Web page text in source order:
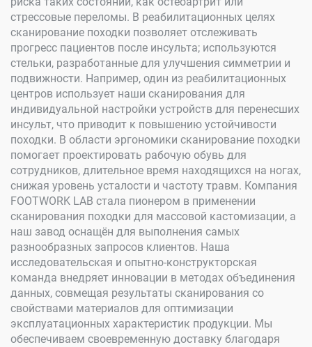
стрессовые переломы. В реабилитационных целях
сканирование походки позволяет отслеживать
прогресс пациентов после инсульта; используются
стельки, разработанные для улучшения симметрии и
подвижности. Например, один из реабилитационных
центров использует наши сканирования для
индивидуальной настройки устройств для перенесших
инсульт, что приводит к повышению устойчивости
походки. В области эргономики сканирование походки
помогает проектировать рабочую обувь для
сотрудников, длительное время находящихся на ногах,
снижая уровень усталости и частоту травм. Компания
FOOTWORK LAB стала пионером в применении
сканирования походки для массовой кастомизации, а
наш завод оснащён для выполнения самых
разнообразных запросов клиентов. Наша
исследовательская и опытно-конструкторская
команда внедряет инновации в методах объединения
данных, совмещая результаты сканирования со
свойствами материалов для оптимизации
эксплуатационных характеристик продукции. Мы
обеспечиваем своевременную доставку благодаря